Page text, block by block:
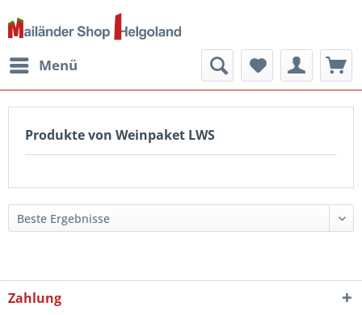
Menü
Produkte von Weinpaket LWS
Zahlung